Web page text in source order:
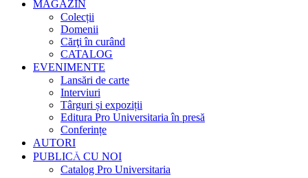
MAGAZIN
Colecții
Domenii
Cărţi în curând
CATALOG
EVENIMENTE
Lansări de carte
Interviuri
Târguri și expoziții
Editura Pro Universitaria în presă
Conferințe
AUTORI
PUBLICĂ CU NOI
Catalog Pro Universitaria